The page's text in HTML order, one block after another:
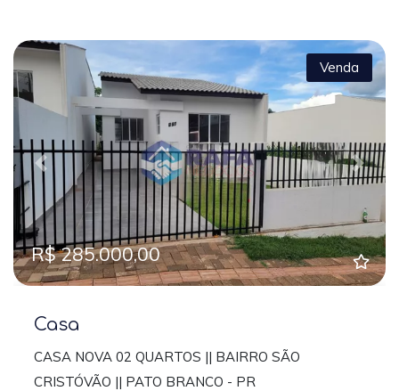
Previous Next
Venda
R$ 285.000,00
Casa
CASA NOVA 02 QUARTOS || BAIRRO SÃO
CRISTÓVÃO || PATO BRANCO - PR